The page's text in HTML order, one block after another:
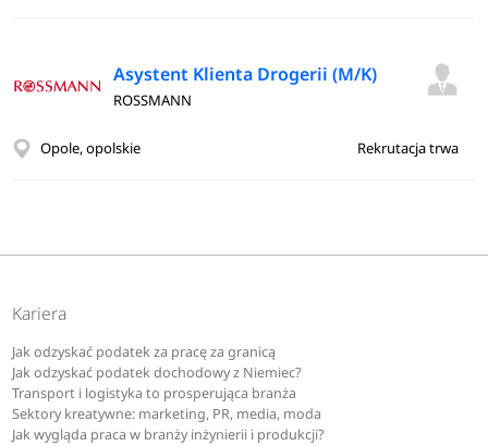
Asystent Klienta Drogerii (M/K)
ROSSMANN
Opole, opolskie Rekrutacja trwa
Kariera
Jak odzyskać podatek za pracę za granicą
Jak odzyskać podatek dochodowy z Niemiec?
Transport i logistyka to prosperująca branża
Sektory kreatywne: marketing, PR, media, moda
Jak wygląda praca w branży inżynierii i produkcji?